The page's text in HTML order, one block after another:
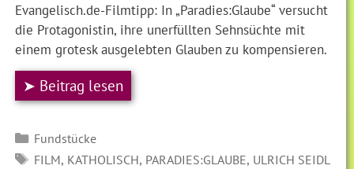
Evangelisch.de-Filmtipp: In „Paradies:Glaube“ versucht
die Protagonistin, ihre unerfüllten Sehnsüchte mit
einem grotesk ausgelebten Glauben zu kompensieren.
➤ Beitrag lesen
Kategorien
Fundstücke
SCHLAGWÖRTER
FILM, KATHOLISCH, PARADIES:GLAUBE, ULRICH SEIDL